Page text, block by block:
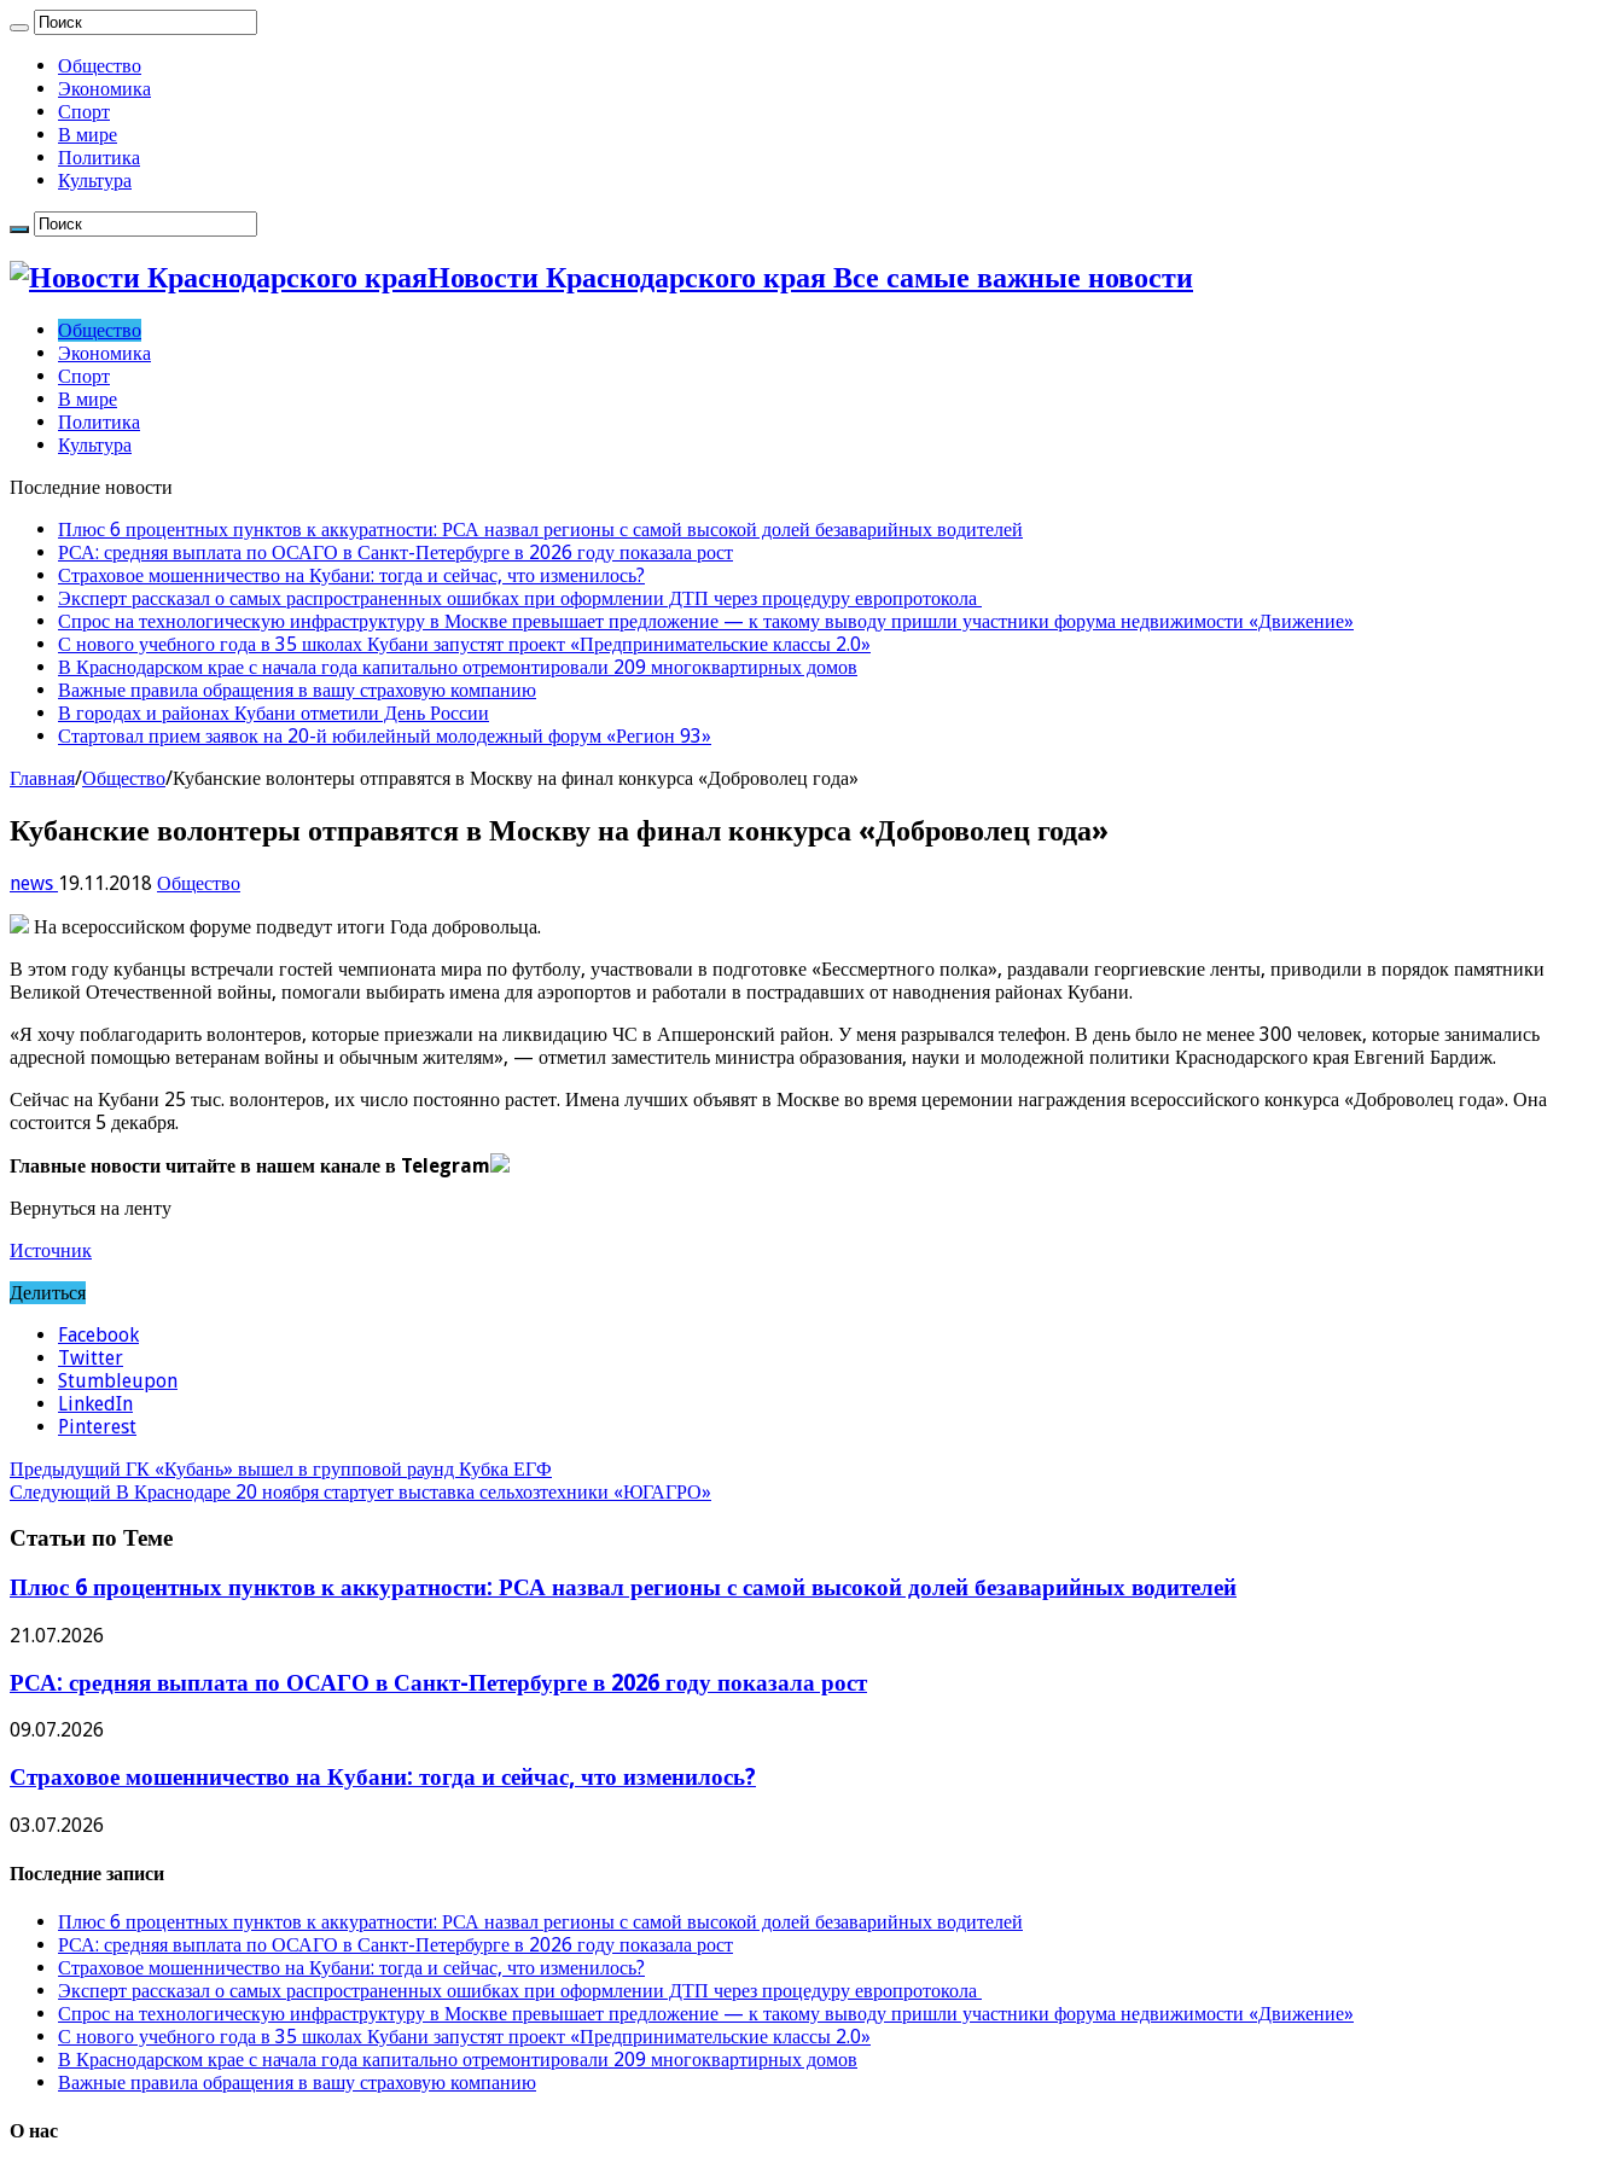
Общество
Экономика
Спорт
В мире
Политика
Культура
Новости Краснодарского края Все самые важные новости
Общество
Экономика
Спорт
В мире
Политика
Культура
Последние новости
Плюс 6 процентных пунктов к аккуратности: РСА назвал регионы с самой высокой долей безаварийных водителей
РСА: средняя выплата по ОСАГО в Санкт-Петербурге в 2026 году показала рост
Страховое мошенничество на Кубани: тогда и сейчас, что изменилось?
Эксперт рассказал о самых распространенных ошибках при оформлении ДТП через процедуру европротокола
Спрос на технологическую инфраструктуру в Москве превышает предложение — к такому выводу пришли участники форума недвижимости «Движение»
С нового учебного года в 35 школах Кубани запустят проект «Предпринимательские классы 2.0»
В Краснодарском крае с начала года капитально отремонтировали 209 многоквартирных домов
Важные правила обращения в вашу страховую компанию
В городах и районах Кубани отметили День России
Стартовал прием заявок на 20-й юбилейный молодежный форум «Регион 93»
Главная/Общество/Кубанские волонтеры отправятся в Москву на финал конкурса «Доброволец года»
Кубанские волонтеры отправятся в Москву на финал конкурса «Доброволец года»
news 19.11.2018 Общество
На всероссийском форуме подведут итоги Года добровольца.
В этом году кубанцы встречали гостей чемпионата мира по футболу, участвовали в подготовке «Бессмертного полка», раздавали георгиевские ленты, приводили в порядок памятники
Великой Отечественной войны, помогали выбирать имена для аэропортов и работали в пострадавших от наводнения районах Кубани.
«Я хочу поблагодарить волонтеров, которые приезжали на ликвидацию ЧС в Апшеронский район. У меня разрывался телефон. В день было не менее 300 человек, которые занимались
адресной помощью ветеранам войны и обычным жителям», — отметил заместитель министра образования, науки и молодежной политики Краснодарского края Евгений Бардиж.
Сейчас на Кубани 25 тыс. волонтеров, их число постоянно растет. Имена лучших объявят в Москве во время церемонии награждения всероссийского конкурса «Доброволец года». Она
состоится 5 декабря.
Главные новости читайте в нашем канале в Telegram
Вернуться на ленту
Источник
Делиться
Facebook
Twitter
Stumbleupon
LinkedIn
Pinterest
Предыдущий ГК «Кубань» вышел в групповой раунд Кубка ЕГФ
Следующий В Краснодаре 20 ноября стартует выставка сельхозтехники «ЮГАГРО»
Статьи по Теме
Плюс 6 процентных пунктов к аккуратности: РСА назвал регионы с самой высокой долей безаварийных водителей
21.07.2026
РСА: средняя выплата по ОСАГО в Санкт-Петербурге в 2026 году показала рост
09.07.2026
Страховое мошенничество на Кубани: тогда и сейчас, что изменилось?
03.07.2026
Последние записи
Плюс 6 процентных пунктов к аккуратности: РСА назвал регионы с самой высокой долей безаварийных водителей
РСА: средняя выплата по ОСАГО в Санкт-Петербурге в 2026 году показала рост
Страховое мошенничество на Кубани: тогда и сейчас, что изменилось?
Эксперт рассказал о самых распространенных ошибках при оформлении ДТП через процедуру европротокола
Спрос на технологическую инфраструктуру в Москве превышает предложение — к такому выводу пришли участники форума недвижимости «Движение»
С нового учебного года в 35 школах Кубани запустят проект «Предпринимательские классы 2.0»
В Краснодарском крае с начала года капитально отремонтировали 209 многоквартирных домов
Важные правила обращения в вашу страховую компанию
О нас